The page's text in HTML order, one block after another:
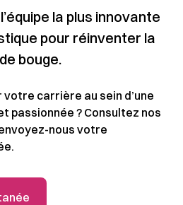
la plus innovante
pour réinventer la
bouge.
carrière au sein d’une
passionnée ? Consultez nos
nous votre